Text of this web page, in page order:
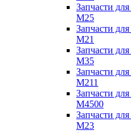
Запчасти
M25
Запчасти
M21
Запчасти
M35
Запчасти
M211
Запчасти
M4500
Запчасти
M23